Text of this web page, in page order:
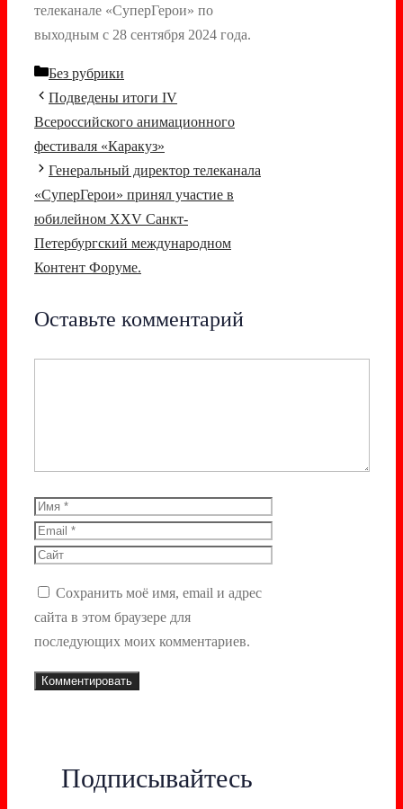
телеканале «СуперГерои» по
выходным с 28 сентября 2024 года.
Рубрики
Без рубрики
Навигация
записи
Подведены итоги IV
Всероссийского анимационного
фестиваля «Каракуз»
Генеральный директор телеканала
«СуперГерои» принял участие в
юбилейном XXV Санкт-
Петербургский международном
Контент Форуме.
Оставьте комментарий
Имя
Email
Сайт
Сохранить моё имя, email и адрес
сайта в этом браузере для
последующих моих комментариев.
Подписывайтесь